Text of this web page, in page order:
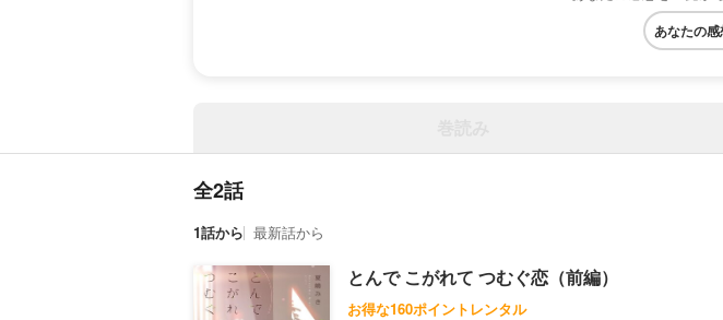
あなたの
全2話
1話から 最新話から
とんで こがれて つむぐ恋（前編）
お得な160ポイントレンタル